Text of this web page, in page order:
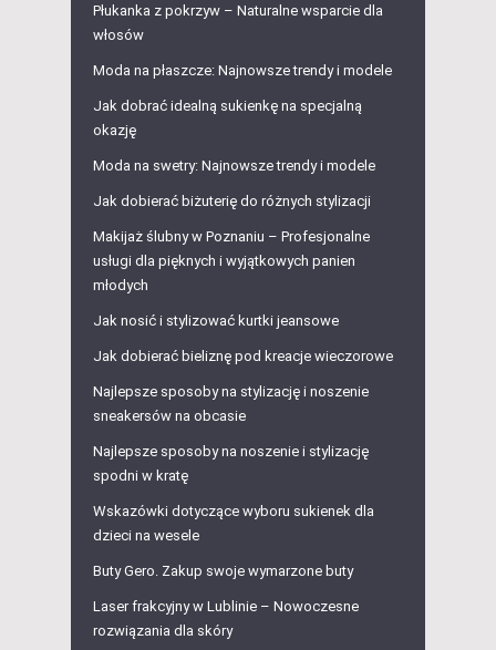
Płukanka z pokrzyw – Naturalne wsparcie dla
włosów
Moda na płaszcze: Najnowsze trendy i modele
Jak dobrać idealną sukienkę na specjalną
okazję
Moda na swetry: Najnowsze trendy i modele
Jak dobierać biżuterię do różnych stylizacji
Makijaż ślubny w Poznaniu – Profesjonalne
usługi dla pięknych i wyjątkowych panien
młodych
Jak nosić i stylizować kurtki jeansowe
Jak dobierać bieliznę pod kreacje wieczorowe
Najlepsze sposoby na stylizację i noszenie
sneakersów na obcasie
Najlepsze sposoby na noszenie i stylizację
spodni w kratę
Wskazówki dotyczące wyboru sukienek dla
dzieci na wesele
Buty Gero. Zakup swoje wymarzone buty
Laser frakcyjny w Lublinie – Nowoczesne
rozwiązania dla skóry